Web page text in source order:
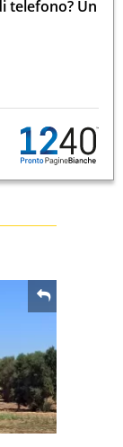
telefono? Un